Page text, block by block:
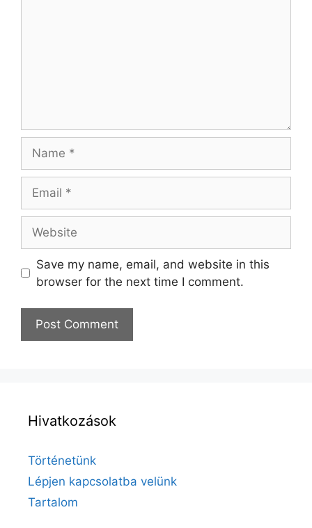
Save my name, email, and website in this
browser for the next time I comment.
Hivatkozások
Történetünk
Lépjen kapcsolatba velünk
Tartalom